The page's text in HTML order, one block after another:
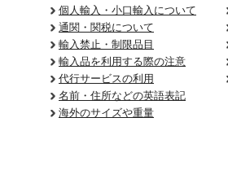
個人輸入・小口輸入について
通関・関税について
輸入禁止・制限品目
輸入品を利用する際の注意
代行サービスの利用
名前・住所などの英語表記
海外のサイズや重量